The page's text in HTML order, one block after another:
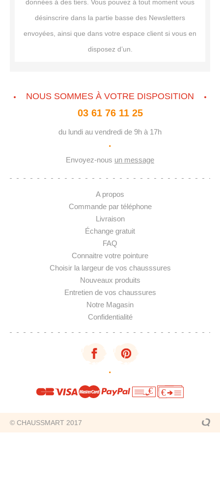
données à des tiers. Vous pouvez à tout moment vous
désinscrire dans la partie basse des Newsletters
envoyées, ainsi que dans votre espace client si vous en
disposez d’un.
NOUS SOMMES À VOTRE DISPOSITION
03 61 76 11 25
du lundi au vendredi de 9h à 17h
·
Envoyez-nous un message
A propos
Commande par téléphone
Livraison
Échange gratuit
FAQ
Connaitre votre pointure
Choisir la largeur de vos chausssures
Nouveaux produits
Entretien de vos chaussures
Notre Magasin
Confidentialité
·
€ €
© CHAUSSMART 2017